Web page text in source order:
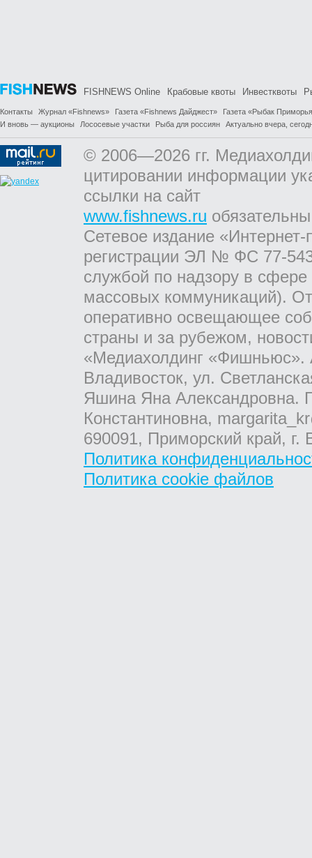
FISHNEWS Online Крабовые квоты Инвестквоты
Контакты Журнал «Fishnews» Газета «Fishnews Дайджест»
Газета «Рыбак
И вновь — аукционы
Лососевые участки Рыба для россиян Актуально вчера,
© 2006—2026 гг.
цитировании информации
ссылки на сайт
www.fishnews.ru
Сетевое издание
регистрации ЭЛ № ФС 77-
службой по надзору в
массовых коммуникаций).
оперативно освещающее
страны и за рубежом,
«Медиахолдинг «Фишньюс».
Владивосток, ул.
Яшина Яна Александровна.
Константиновна,
690091, Приморский край,
Политика
Политика cookie файлов